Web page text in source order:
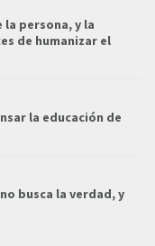
persona, y la
de humanizar el
la educación de
busca la verdad, y